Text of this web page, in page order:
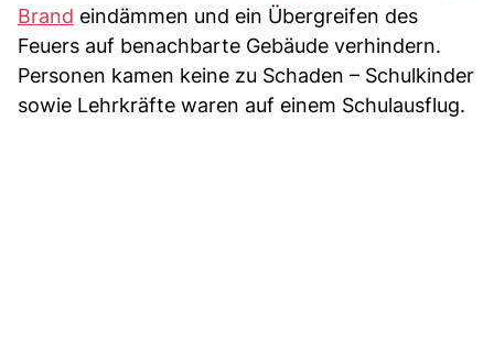
Brand eindämmen und ein Übergreifen des
Feuers auf benachbarte Gebäude verhindern.
Personen kamen keine zu Schaden – Schulkinder
sowie Lehrkräfte waren auf einem Schulausflug.